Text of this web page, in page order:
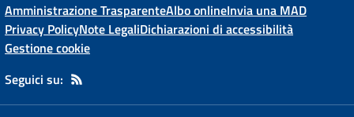
Amministrazione TrasparenteAlbo onlineInvia una MAD
Privacy PolicyNote LegaliDichiarazioni di accessibilità
Gestione cookie
Seguici su: